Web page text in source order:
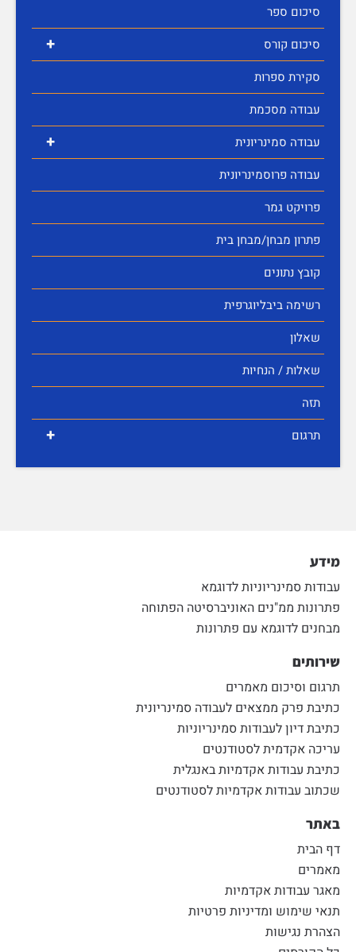
סיכום ספר
+
סיכום קורס
סקירת ספרות
עבודה מסכמת
+
עבודה סמינריונית
עבודה פרוסמינריונית
פרויקט גמר
פתרון מבחן/מבחן בית
קובץ נתונים
רשימה ביבליוגרפית
שאלון
שאלות / הנחיות
תזה
+ תרגום
מידע
עבודות סמינריוניות לדוגמא
פתרונות ממ"נים האוניברסיטה הפתוחה
מבחנים לדוגמא עם פתרונות
שירותים
תרגום וסיכום מאמרים
כתיבת פרק ממצאים לעבודה סמינריונית
כתיבת דיון לעבודות סמינריוניות
עריכה אקדמית לסטודנטים
כתיבת עבודות אקדמיות באנגלית
שכתוב עבודות אקדמיות לסטודנטים
באתר
דף הבית
מאמרים
מאגר עבודות אקדמיות
תנאי שימוש ומדיניות פרטיות
הצהרת נגישות